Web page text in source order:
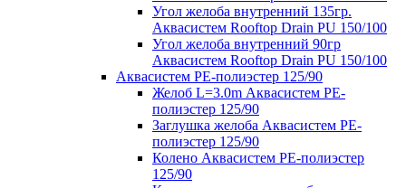
Угол желоба внутренний 135гр.
Аквасистем Rooftop Drain PU 150/100
Угол желоба внутренний 90гр
Аквасистем Rooftop Drain PU 150/100
Аквасистем PE-полиэстер 125/90
Желоб L=3.0m Аквасистем PE-
полиэстер 125/90
Заглушка желоба Аквасистем PE-
полиэстер 125/90
Колено Аквасистем PE-полиэстер
125/90